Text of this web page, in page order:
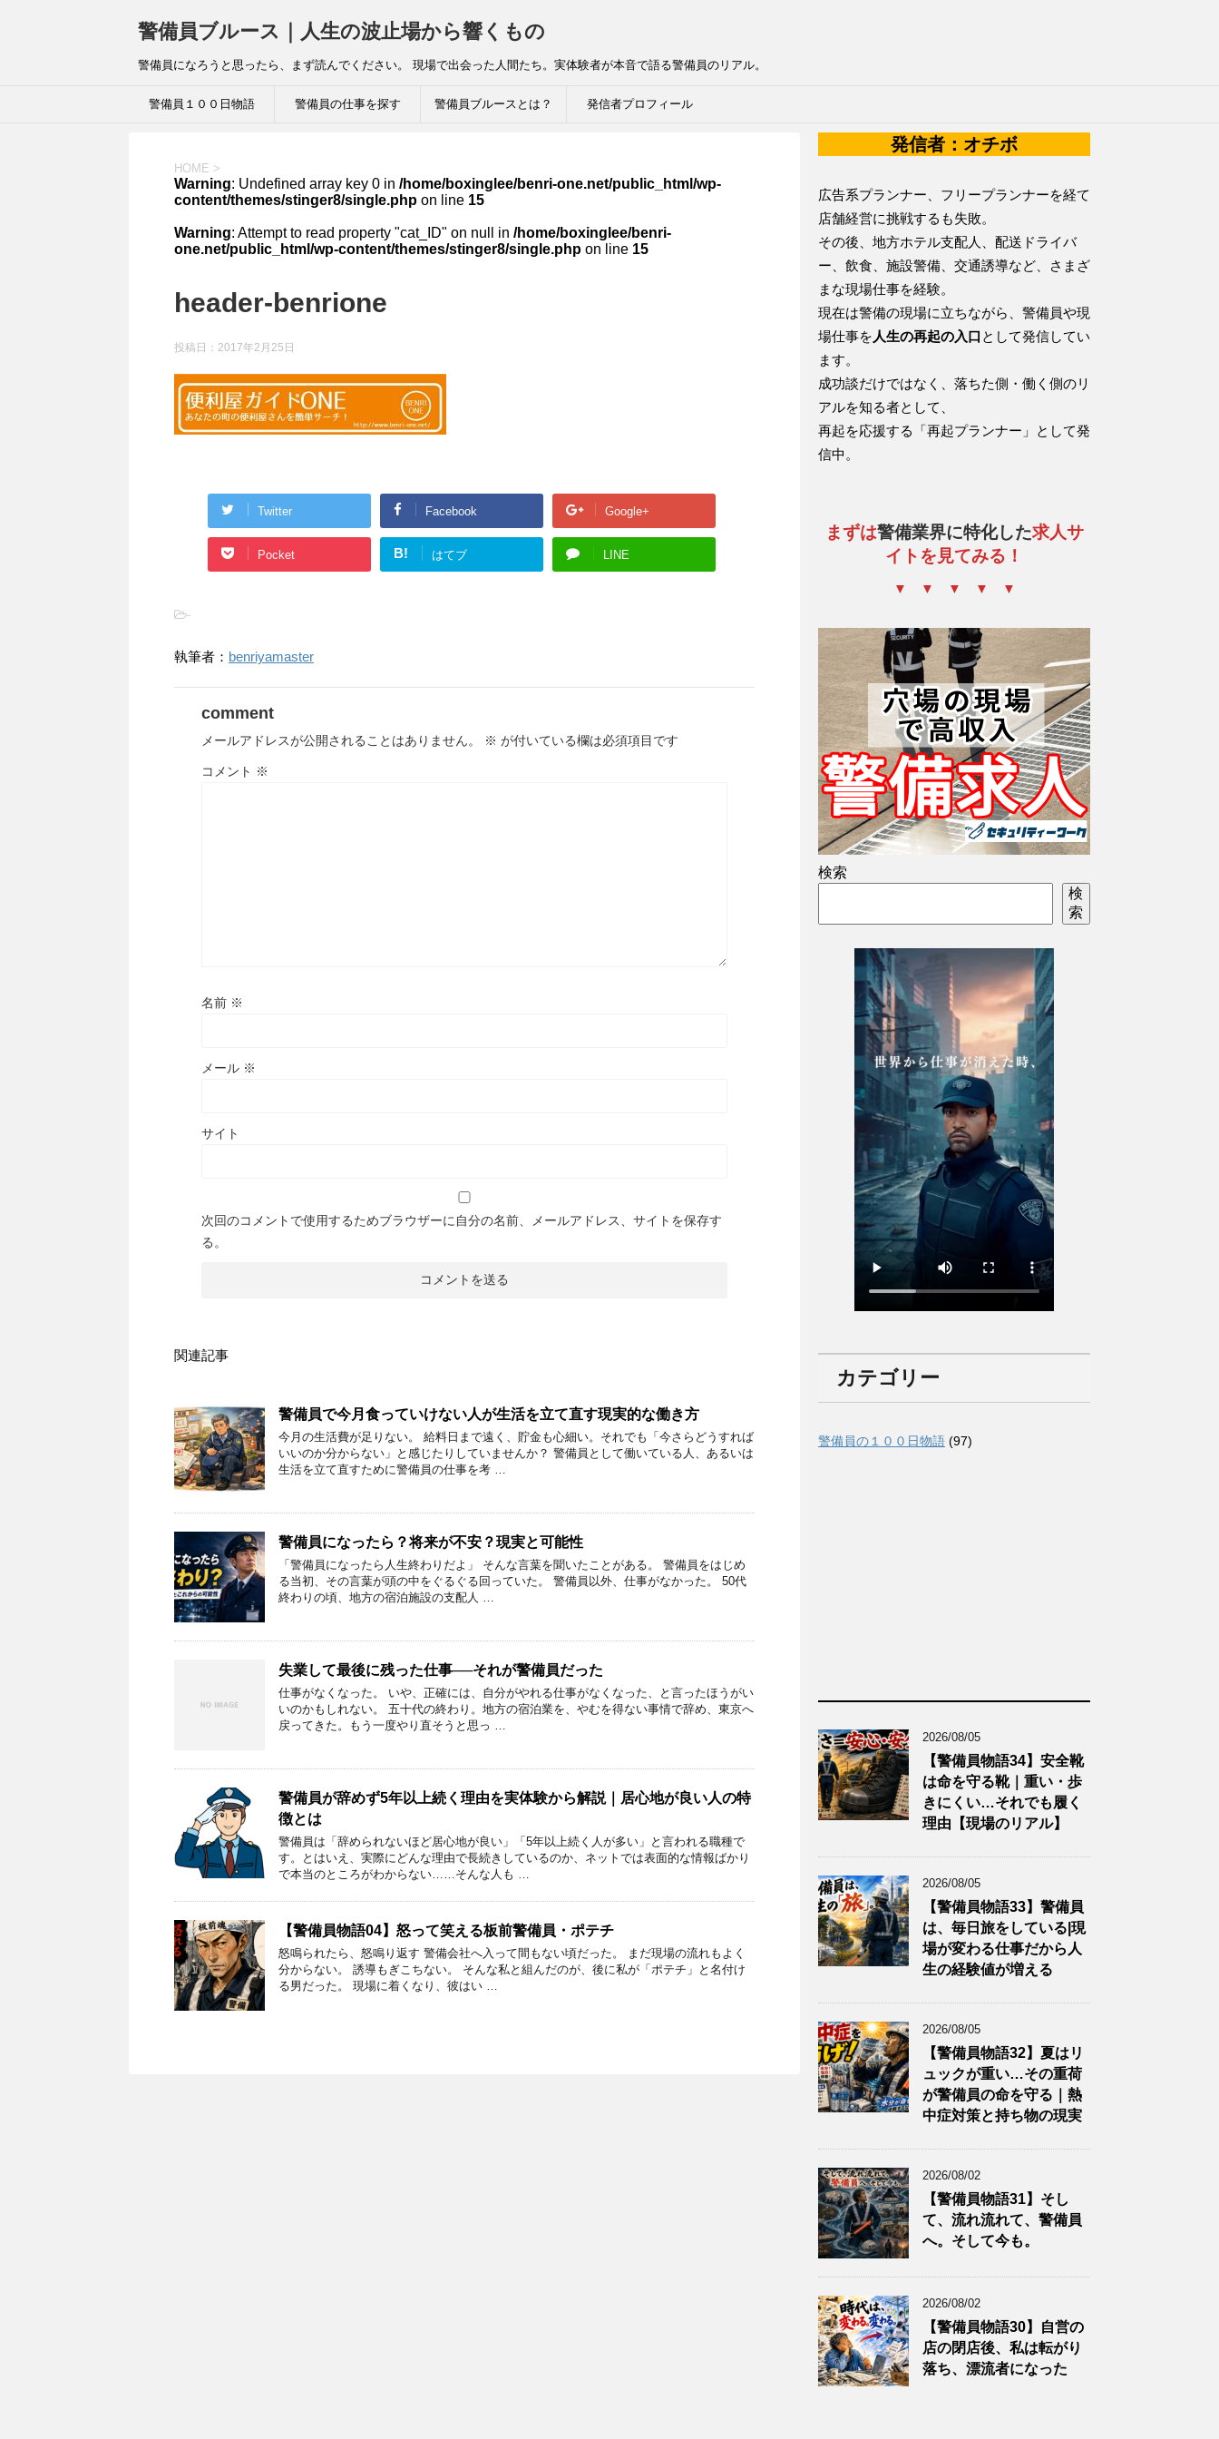
警備員ブルース｜人生の波止場から響くもの
警備員になろうと思ったら、まず読んでください。 現場で出会った人間たち。実体験者が本音で語る警備員のリアル。
警備員１００日物語 警備員の仕事を探す 警備員ブルースとは？ 発信者プロフィール
HOME >
Warning: Undefined array key 0 in /home/boxinglee/benri-one.net/public_html/wp-
content/themes/stinger8/single.php on line 15
Warning: Attempt to read property "cat_ID" on null in /home/boxinglee/benri-
one.net/public_html/wp-content/themes/stinger8/single.php on line 15
header-benrione
投稿日： 2017年2月25日
Twitter Facebook Google+
Pocket B! はてブ LINE
-
執筆者： benriyamaster
comment
メールアドレスが公開されることはありません。 ※ が付いている欄は必須項目です
コメント ※
名前 ※
メール ※
サイト
次回のコメントで使用するためブラウザーに自分の名前、メールアドレス、サイトを保存す
る。
関連記事
警備員で今月食っていけない人が生活を立て直す現実的な働き方
今月の生活費が足りない。 給料日まで遠く、貯金も心細い。それでも「今さらどうすれば
いいのか分からない」と感じたりしていませんか？ 警備員として働いている人、あるいは
生活を立て直すために警備員の仕事を考 …
警備員になったら？将来が不安？現実と可能性
「警備員になったら人生終わりだよ」 そんな言葉を聞いたことがある。 警備員をはじめ
る当初、その言葉が頭の中をぐるぐる回っていた。 警備員以外、仕事がなかった。 50代
終わりの頃、地方の宿泊施設の支配人 …
失業して最後に残った仕事──それが警備員だった
仕事がなくなった。 いや、正確には、自分がやれる仕事がなくなった、と言ったほうがい
いのかもしれない。 五十代の終わり。地方の宿泊業を、やむを得ない事情で辞め、東京へ
戻ってきた。もう一度やり直そうと思っ …
警備員が辞めず5年以上続く理由を実体験から解説｜居心地が良い人の特
徴とは
警備員は「辞められないほど居心地が良い」「5年以上続く人が多い」と言われる職種で
す。とはいえ、実際にどんな理由で長続きしているのか、ネットでは表面的な情報ばかり
で本当のところがわからない……そんな人も …
【警備員物語04】怒って笑える板前警備員・ポテチ
怒鳴られたら、怒鳴り返す 警備会社へ入って間もない頃だった。 まだ現場の流れもよく
分からない。 誘導もぎこちない。 そんな私と組んだのが、後に私が「ポテチ」と名付け
る男だった。 現場に着くなり、彼はい …
発信者：オチボ
広告系プランナー、フリープランナーを経て
店舗経営に挑戦するも失敗。
その後、地方ホテル支配人、配送ドライバ
ー、飲食、施設警備、交通誘導など、さまざ
まな現場仕事を経験。
現在は警備の現場に立ちながら、警備員や現
場仕事を 人生の再起の入口 として発信してい
ます。
成功談だけではなく、落ちた側・働く側のリ
アルを知る者として、
再起を応援する「再起プランナー」として発
信中。
まずは警備業界に特化した求人サ
イトを見てみる！
▼ ▼ ▼ ▼ ▼
検索
検
索
カテゴリー
警備員の１００日物語 (97)
2026/08/05
【警備員物語34】安全靴
は命を守る靴｜重い・歩
きにくい…それでも履く
理由【現場のリアル】
2026/08/05
【警備員物語33】警備員
は、毎日旅をしている|現
場が変わる仕事だから人
生の経験値が増える
2026/08/05
【警備員物語32】夏はリ
ュックが重い…その重荷
が警備員の命を守る｜熱
中症対策と持ち物の現実
2026/08/02
【警備員物語31】そし
て、流れ流れて、警備員
へ。そして今も。
2026/08/02
【警備員物語30】自営の
店の閉店後、私は転がり
落ち、漂流者になった